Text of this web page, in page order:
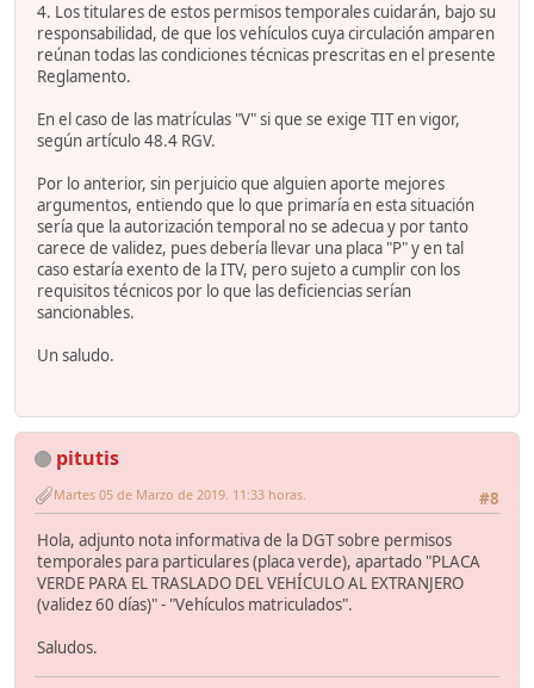
4. Los titulares de estos permisos temporales cuidarán, bajo su
responsabilidad, de que los vehículos cuya circulación amparen
reúnan todas las condiciones técnicas prescritas en el presente
Reglamento.
En el caso de las matrículas "V" si que se exige TIT en vigor,
según artículo 48.4 RGV.
Por lo anterior, sin perjuicio que alguien aporte mejores
argumentos, entiendo que lo que primaría en esta situación
sería que la autorización temporal no se adecua y por tanto
carece de validez, pues debería llevar una placa "P" y en tal
caso estaría exento de la ITV, pero sujeto a cumplir con los
requisitos técnicos por lo que las deficiencias serían
sancionables.
Un saludo.
pitutis
#8
Martes 05 de Marzo de 2019. 11:33 horas.
Hola, adjunto nota informativa de la DGT sobre permisos
temporales para particulares (placa verde), apartado "PLACA
VERDE PARA EL TRASLADO DEL VEHÍCULO AL EXTRANJERO
(validez 60 días)" - "Vehículos matriculados".
Saludos.